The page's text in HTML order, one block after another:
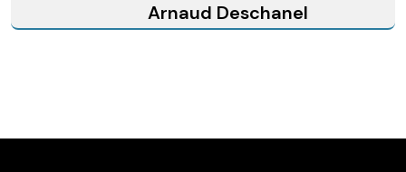
Arnaud Deschanel